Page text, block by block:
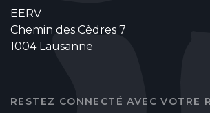
EERV
Chemin des Cèdres 7
1004 Lausanne
RESTEZ CONNECTÉ AVEC VOTRE